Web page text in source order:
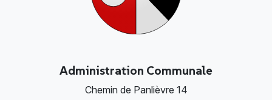
Administration Communale
Chemin de Panlièvre 14